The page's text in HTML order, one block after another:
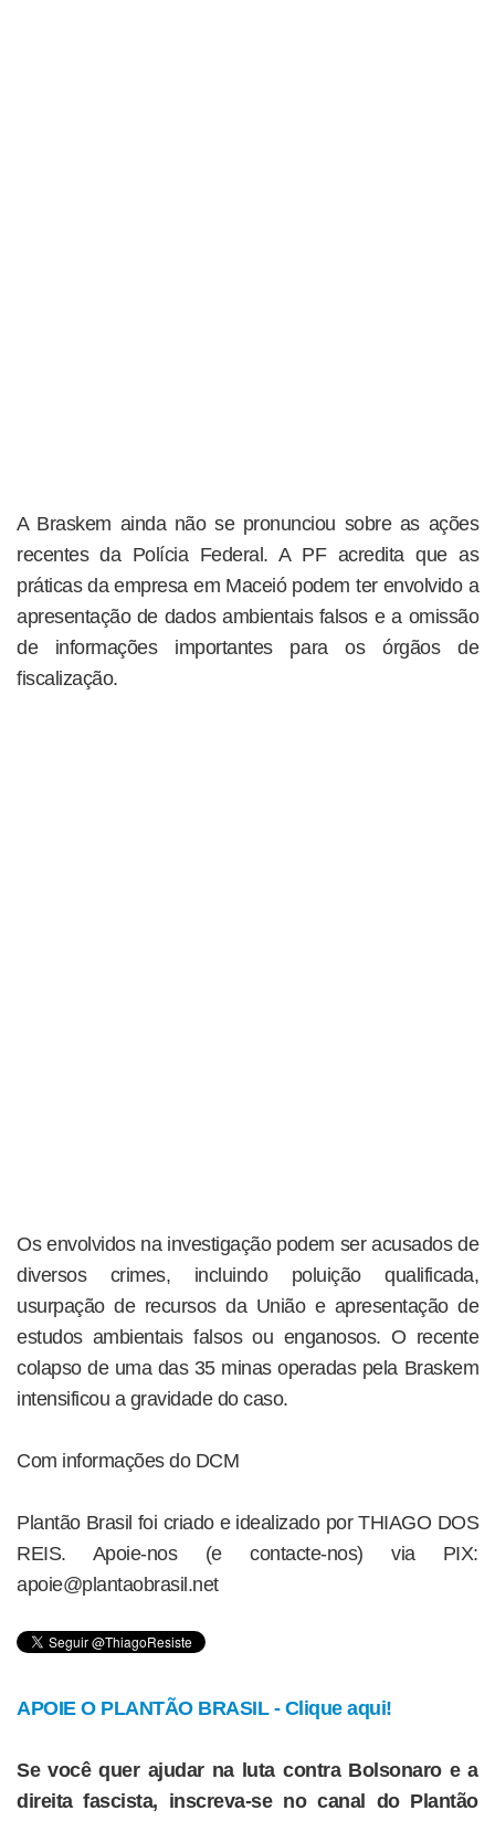
A Braskem ainda não se pronunciou sobre as ações
recentes da Polícia Federal. A PF acredita que as
práticas da empresa em Maceió podem ter envolvido a
apresentação de dados ambientais falsos e a omissão
de informações importantes para os órgãos de
fiscalização.
Os envolvidos na investigação podem ser acusados de
diversos crimes, incluindo poluição qualificada,
usurpação de recursos da União e apresentação de
estudos ambientais falsos ou enganosos. O recente
colapso de uma das 35 minas operadas pela Braskem
intensificou a gravidade do caso.
Com informações do DCM
Plantão Brasil foi criado e idealizado por THIAGO DOS
REIS. Apoie-nos (e contacte-nos) via PIX:
apoie@plantaobrasil.net
APOIE O PLANTÃO BRASIL - Clique aqui!
Se você quer ajudar na luta contra Bolsonaro e a
direita fascista, inscreva-se no canal do Plantão